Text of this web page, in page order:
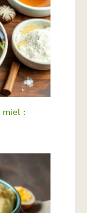
pour
de
avec
en
thème
de
une
des
mariage,
à 2
miel :